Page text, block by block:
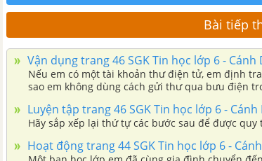
Bài tiếp
Vận dụng trang 46 SGK Tin học lớp 6 - Cánh
Nếu em có một tài khoản thư điện tử, em định
sao em không dùng cách gửi thư qua bưu điện
Luyện tập trang 46 SGK Tin học lớp 6 - Cánh
Hãy sắp xếp lại thứ tự các bước sau để được
Hoạt động trang 44 SGK Tin học lớp 6 -